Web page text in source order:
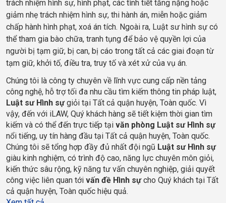
trách nhiệm hình sự, hình phạt, các tình tiết tăng nặng hoặc
giảm nhẹ trách nhiệm hình sự, thi hành án, miễn hoặc giảm
chấp hành hình phạt, xoá án tích. Ngoài ra, Luật sư hình sự có
thể tham gia bào chữa, tranh tụng để bảo vệ quyền lợi của
người bị tạm giữ, bị can, bị cáo trong tất cả các giai đoạn từ
tạm giữ, khởi tố, điều tra, truy tố và xét xử của vụ án.
Chúng tôi là công ty chuyên về lĩnh vực cung cấp nền tảng
Luật sư Hình sự giỏi tại Tất cả quận huyện, Toàn quốc. Vì
vậy, đến với iLAW, Quý khách hàng sẽ tiết kiệm thời gian tìm
kiếm và có thể đến trực tiếp tại văn phòng Luật sư Hình sự
nổi tiếng, uy tín hàng đầu tại Tất cả quận huyện, Toàn quốc.
Chúng tôi sẽ tổng hợp đầy đủ nhất đội ngũ Luật sư Hình sự
giàu kinh nghiệm, có trình độ cao, năng lực chuyên môn giỏi,
kiến thức sâu rộng, kỹ năng tư vấn chuyên nghiệp, giải quyết
công việc liên quan tới vấn đề Hình sự cho Quý khách tại Tất
cả quận huyện, Toàn quốc hiệu quả.